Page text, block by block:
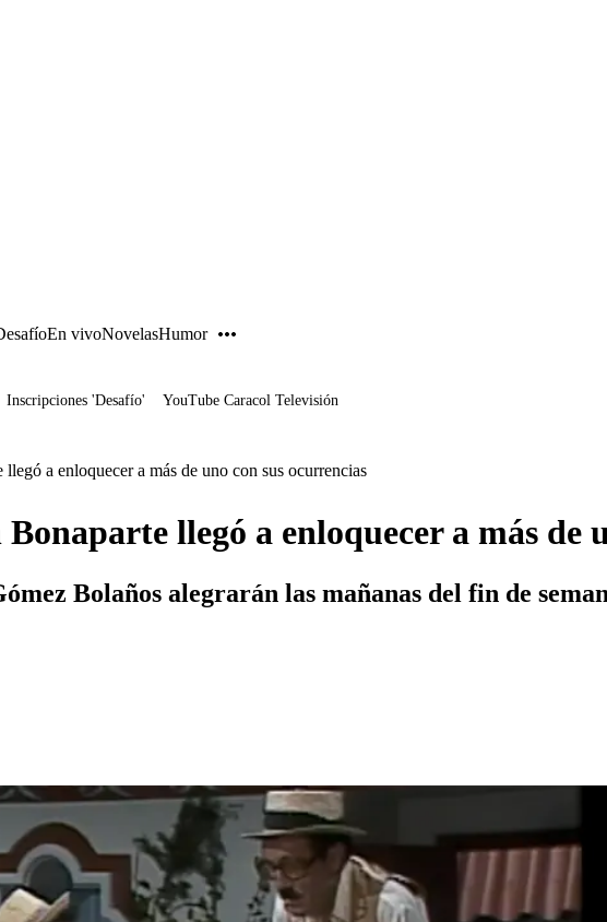
En vivoNovelasHumor
Inscripciones 'Desafío' YouTube Caracol Televisión
a enloquecer a más de uno con sus ocurrencias
llegó a enloquecer a más de
Bolaños alegrarán las mañanas del fin de